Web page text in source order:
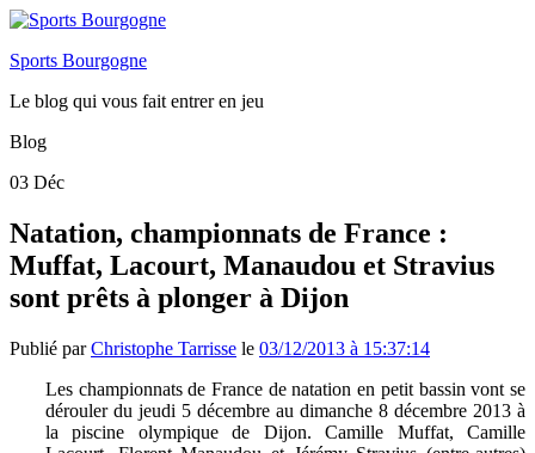
Sports Bourgogne
Le blog qui vous fait entrer en jeu
Blog
03 Déc
Natation, championnats de France :
Muffat, Lacourt, Manaudou et Stravius
sont prêts à plonger à Dijon
Publié parChristophe Tarrisse le 03/12/2013 à 15:37:14
Les championnats de France de natation en petit bassin vont se
dérouler du jeudi 5 décembre au dimanche 8 décembre 2013 à
la piscine olympique de Dijon. Camille Muffat, Camille